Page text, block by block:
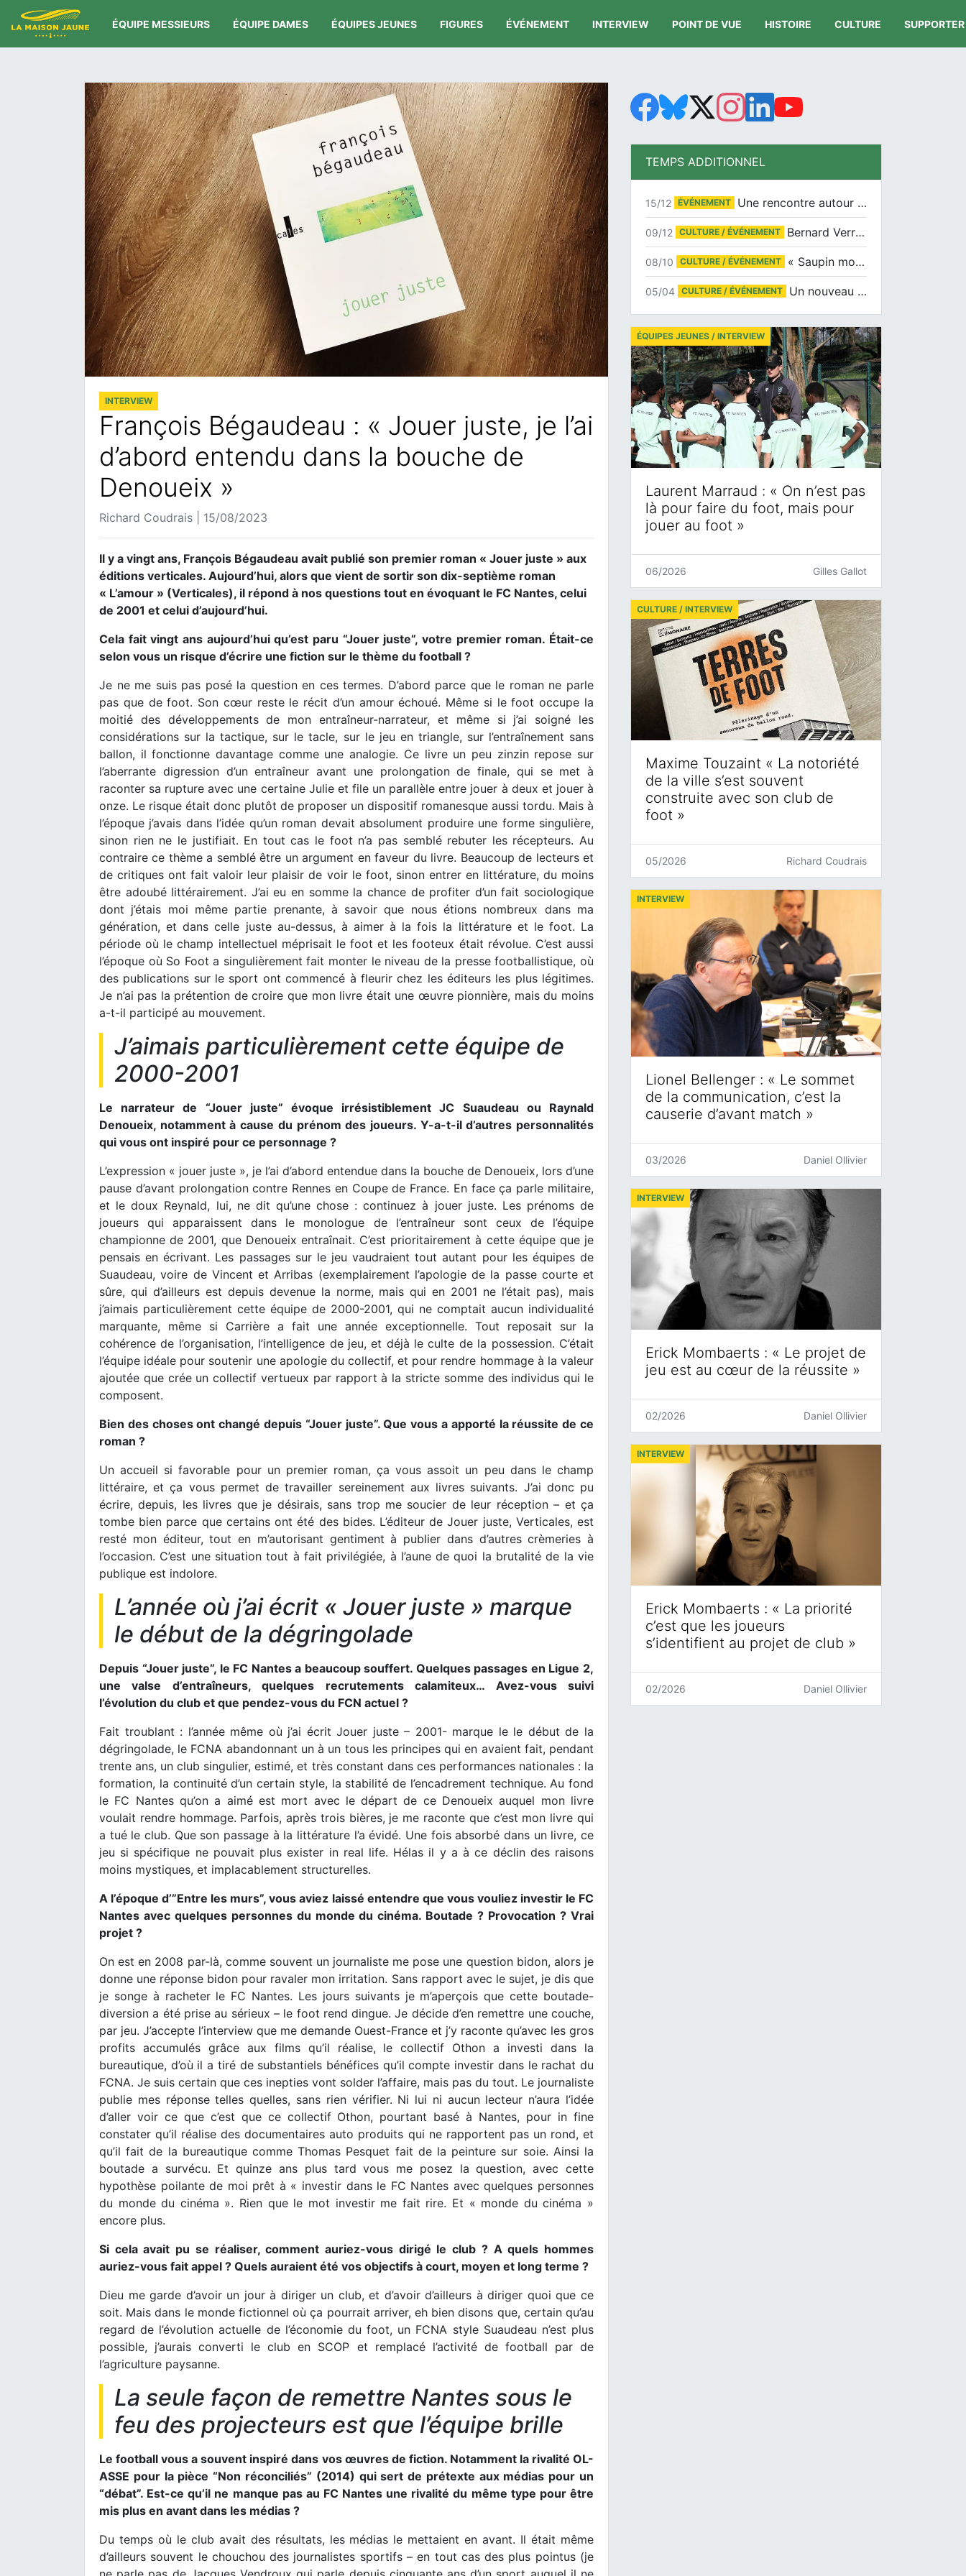
ÉQUIPE MESSIEURS ÉQUIPE DAMES ÉQUIPES JEUNES FIGURES ÉVÉNEMENT INTERVIEW POINT DE VUE HISTOIRE CULTURE SUPPORTER
INTERVIEW
François Bégaudeau : « Jouer juste, je l’ai
d’abord entendu dans la bouche de
Denoueix »
Richard Coudrais | 15/08/2023
Il y a vingt ans, François Bégaudeau avait publié son premier roman « Jouer juste » aux
éditions verticales. Aujourd’hui, alors que vient de sortir son dix-septième roman
« L’amour » (Verticales), il répond à nos questions tout en évoquant le FC Nantes, celui
de 2001 et celui d’aujourd’hui.
Cela fait vingt ans aujourd’hui qu’est paru “Jouer juste”, votre premier roman. Était-ce
selon vous un risque d’écrire une fiction sur le thème du football ?
Je ne me suis pas posé la question en ces termes. D’abord parce que le roman ne parle
pas que de foot. Son cœur reste le récit d’un amour échoué. Même si le foot occupe la
moitié des développements de mon entraîneur-narrateur, et même si j’ai soigné les
considérations sur la tactique, sur le tacle, sur le jeu en triangle, sur l’entraînement sans
ballon, il fonctionne davantage comme une analogie. Ce livre un peu zinzin repose sur
l’aberrante digression d’un entraîneur avant une prolongation de finale, qui se met à
raconter sa rupture avec une certaine Julie et file un parallèle entre jouer à deux et jouer à
onze. Le risque était donc plutôt de proposer un dispositif romanesque aussi tordu. Mais à
l’époque j’avais dans l’idée qu’un roman devait absolument produire une forme singulière,
sinon rien ne le justifiait. En tout cas le foot n’a pas semblé rebuter les récepteurs. Au
contraire ce thème a semblé être un argument en faveur du livre. Beaucoup de lecteurs et
de critiques ont fait valoir leur plaisir de voir le foot, sinon entrer en littérature, du moins
être adoubé littérairement. J’ai eu en somme la chance de profiter d’un fait sociologique
dont j’étais moi même partie prenante, à savoir que nous étions nombreux dans ma
génération, et dans celle juste au-dessus, à aimer à la fois la littérature et le foot. La
période où le champ intellectuel méprisait le foot et les footeux était révolue. C’est aussi
l’époque où So Foot a singulièrement fait monter le niveau de la presse footballistique, où
des publications sur le sport ont commencé à fleurir chez les éditeurs les plus légitimes.
Je n’ai pas la prétention de croire que mon livre était une œuvre pionnière, mais du moins
a-t-il participé au mouvement.
J’aimais particulièrement cette équipe de
2000-2001
Le narrateur de “Jouer juste” évoque irrésistiblement JC Suaudeau ou Raynald
Denoueix, notamment à cause du prénom des joueurs. Y-a-t-il d’autres personnalités
qui vous ont inspiré pour ce personnage ?
L’expression « jouer juste », je l’ai d’abord entendue dans la bouche de Denoueix, lors d’une
pause d’avant prolongation contre Rennes en Coupe de France. En face ça parle militaire,
et le doux Reynald, lui, ne dit qu’une chose : continuez à jouer juste. Les prénoms de
joueurs qui apparaissent dans le monologue de l’entraîneur sont ceux de l’équipe
championne de 2001, que Denoueix entraînait. C’est prioritairement à cette équipe que je
pensais en écrivant. Les passages sur le jeu vaudraient tout autant pour les équipes de
Suaudeau, voire de Vincent et Arribas (exemplairement l’apologie de la passe courte et
sûre, qui d’ailleurs est depuis devenue la norme, mais qui en 2001 ne l’était pas), mais
j’aimais particulièrement cette équipe de 2000-2001, qui ne comptait aucun individualité
marquante, même si Carrière a fait une année exceptionnelle. Tout reposait sur la
cohérence de l’organisation, l’intelligence de jeu, et déjà le culte de la possession. C’était
l’équipe idéale pour soutenir une apologie du collectif, et pour rendre hommage à la valeur
ajoutée que crée un collectif vertueux par rapport à la stricte somme des individus qui le
composent.
Bien des choses ont changé depuis “Jouer juste”. Que vous a apporté la réussite de ce
roman ?
Un accueil si favorable pour un premier roman, ça vous assoit un peu dans le champ
littéraire, et ça vous permet de travailler sereinement aux livres suivants. J’ai donc pu
écrire, depuis, les livres que je désirais, sans trop me soucier de leur réception – et ça
tombe bien parce que certains ont été des bides. L’éditeur de Jouer juste, Verticales, est
resté mon éditeur, tout en m’autorisant gentiment à publier dans d’autres crèmeries à
l’occasion. C’est une situation tout à fait privilégiée, à l’aune de quoi la brutalité de la vie
publique est indolore.
L’année où j’ai écrit « Jouer juste » marque
le début de la dégringolade
Depuis “Jouer juste”, le FC Nantes a beaucoup souffert. Quelques passages en Ligue 2,
une valse d’entraîneurs, quelques recrutements calamiteux… Avez-vous suivi
l’évolution du club et que pendez-vous du FCN actuel ?
Fait troublant : l’année même où j’ai écrit Jouer juste – 2001- marque le le début de la
dégringolade, le FCNA abandonnant un à un tous les principes qui en avaient fait, pendant
trente ans, un club singulier, estimé, et très constant dans ces performances nationales : la
formation, la continuité d’un certain style, la stabilité de l’encadrement technique. Au fond
le FC Nantes qu’on a aimé est mort avec le départ de ce Denoueix auquel mon livre
voulait rendre hommage. Parfois, après trois bières, je me raconte que c’est mon livre qui
a tué le club. Que son passage à la littérature l’a évidé. Une fois absorbé dans un livre, ce
jeu si spécifique ne pouvait plus exister in real life. Hélas il y a à ce déclin des raisons
moins mystiques, et implacablement structurelles.
A l’époque d’”Entre les murs”, vous aviez laissé entendre que vous vouliez investir le FC
Nantes avec quelques personnes du monde du cinéma. Boutade ? Provocation ? Vrai
projet ?
On est en 2008 par-là, comme souvent un journaliste me pose une question bidon, alors je
donne une réponse bidon pour ravaler mon irritation. Sans rapport avec le sujet, je dis que
je songe à racheter le FC Nantes. Les jours suivants je m’aperçois que cette boutade-
diversion a été prise au sérieux – le foot rend dingue. Je décide d’en remettre une couche,
par jeu. J’accepte l’interview que me demande Ouest-France et j’y raconte qu’avec les gros
profits accumulés grâce aux films qu’il réalise, le collectif Othon a investi dans la
bureautique, d’où il a tiré de substantiels bénéfices qu’il compte investir dans le rachat du
FCNA. Je suis certain que ces inepties vont solder l’affaire, mais pas du tout. Le journaliste
publie mes réponse telles quelles, sans rien vérifier. Ni lui ni aucun lecteur n’aura l’idée
d’aller voir ce que c’est que ce collectif Othon, pourtant basé à Nantes, pour in fine
constater qu’il réalise des documentaires auto produits qui ne rapportent pas un rond, et
qu’il fait de la bureautique comme Thomas Pesquet fait de la peinture sur soie. Ainsi la
boutade a survécu. Et quinze ans plus tard vous me posez la question, avec cette
hypothèse poilante de moi prêt à « investir dans le FC Nantes avec quelques personnes
du monde du cinéma ». Rien que le mot investir me fait rire. Et « monde du cinéma »
encore plus.
Si cela avait pu se réaliser, comment auriez-vous dirigé le club ? A quels hommes
auriez-vous fait appel ? Quels auraient été vos objectifs à court, moyen et long terme ?
Dieu me garde d’avoir un jour à diriger un club, et d’avoir d’ailleurs à diriger quoi que ce
soit. Mais dans le monde fictionnel où ça pourrait arriver, eh bien disons que, certain qu’au
regard de l’évolution actuelle de l’économie du foot, un FCNA style Suaudeau n’est plus
possible, j’aurais converti le club en SCOP et remplacé l’activité de football par de
l’agriculture paysanne.
La seule façon de remettre Nantes sous le
feu des projecteurs est que l’équipe brille
Le football vous a souvent inspiré dans vos œuvres de fiction. Notamment la rivalité OL-
ASSE pour la pièce “Non réconciliés” (2014) qui sert de prétexte aux médias pour un
“débat”. Est-ce qu’il ne manque pas au FC Nantes une rivalité du même type pour être
mis plus en avant dans les médias ?
Du temps où le club avait des résultats, les médias le mettaient en avant. Il était même
d’ailleurs souvent le chouchou des journalistes sportifs – en tout cas des plus pointus (je
TEMPS ADDITIONNEL
15/12 ÉVÉNEMENT Une rencontre autour de Jean-Claude Suaudeau
09/12 CULTURE / ÉVÉNEMENT Bernard Verret en dédicaces le samedi 13 décembre à l’Espace Culturel Atlantis
08/10 CULTURE / ÉVÉNEMENT « Saupin mon amour » au salon du livre de Trentemoult
05/04 CULTURE / ÉVÉNEMENT Un nouveau tirage pour le Docu-BD
Laurent Marraud : « On n’est pas
là pour faire du foot, mais pour
jouer au foot »
ÉQUIPES JEUNES / INTERVIEW
06/2026 Gilles Gallot
Maxime Touzaint « La notoriété
de la ville s’est souvent
construite avec son club de
foot »
CULTURE / INTERVIEW
05/2026 Richard Coudrais
Lionel Bellenger : « Le sommet
de la communication, c’est la
causerie d’avant match »
INTERVIEW
03/2026 Daniel Ollivier
Erick Mombaerts : « Le projet de
jeu est au cœur de la réussite »
INTERVIEW
02/2026 Daniel Ollivier
Erick Mombaerts : « La priorité
c’est que les joueurs
s’identifient au projet de club »
INTERVIEW
02/2026 Daniel Ollivier